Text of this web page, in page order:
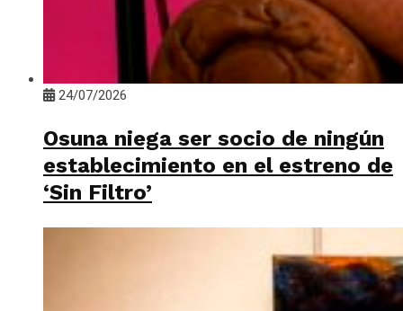
24/07/2026
Osuna niega ser socio de ningún
establecimiento en el estreno de
‘Sin Filtro’